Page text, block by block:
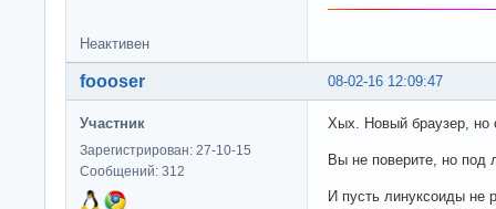
Неактивен
08-02-16 12:09:47
foooser
Участник
Зарегистрирован: 27-10-15
Сообщений: 312
Хых. Новый браузер, но
Вы не поверите, но под
И пусть линуксоиды не